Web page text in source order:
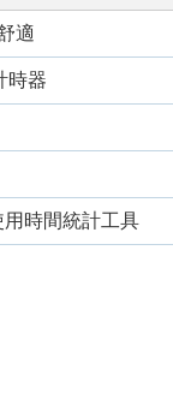
適
時器
用時間統計工具